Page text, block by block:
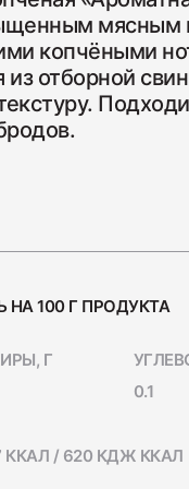
мясным
копчёными
из отборной
100 Г ПРОДУКТА
Г
0.1
ККАЛ / 620 КДЖ ККАЛ